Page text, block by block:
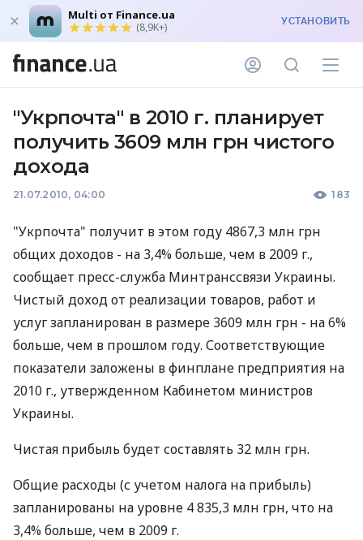
Multi от Finance.ua
(8,9K+) УСТАНОВИТЬ
"Укрпочта" в 2010 г. планирует
получить 3609 млн грн чистого
дохода
21.07.2010, 04:00 183
"Укрпочта" получит в этом году 4867,3 млн грн
общих доходов - на 3,4% больше, чем в 2009 г.,
сообщает пресс-служба Минтранссвязи Украины.
Чистый доход от реализации товаров, работ и
услуг запланирован в размере 3609 млн грн - на 6%
больше, чем в прошлом году. Соответствующие
показатели заложены в финплане предприятия на
2010 г., утвержденном Кабинетом министров
Украины.
Чистая прибыль будет составлять 32 млн грн.
Общие расходы (с учетом налога на прибыль)
запланированы на уровне 4 835,3 млн грн, что на
3,4% больше, чем в 2009 г.